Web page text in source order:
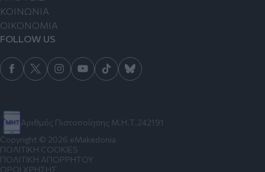
Αριθμός Πιστοποίησης Μ.Η.Τ.242191
ΚΟΙΝΩΝΙΑ
ΟΙΚΟΝΟΜΙΑ
FOLLOW US
Copyright © 2026 eMakedonia
ΠΟΛΙΤΙΚΗ COOKIES
ΠΟΛΙΤΙΚΗ ΑΠΟΡΡΗΤΟΥ
ΟΡΟΙ ΧΡΗΣΗΣ